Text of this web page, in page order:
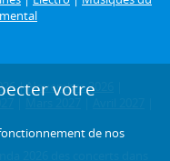
|Novembre 2026
2026 des concerts dans
votre
de nos